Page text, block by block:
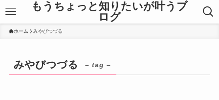
もうちょっと知りたいが叶うブ
ログ
ホーム みやびつづる
みやびつづる – tag –